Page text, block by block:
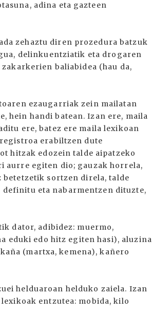
adina eta gazteen
zehaztu diren prozedura batzuk
delinkuentziatik eta drogaren
baliabidea (hau da,
ezaugarriak zein mailatan
hein handi batean. Izan ere, maila
ere, batez ere maila lexikoan
erabiltzen dute
hitzak edozein talde aipatzeko
aurre egiten dio; gauzak horrela,
betetzetik sortzen direla, talde
eta nabarmentzen dituzte,
dator, adibidez: muermo,
eduki edo hitz egiten hasi), aluzina
(martxa, kemena), kañero
helduaroan helduko zaiela. Izan
entzutea: mobida, kilo